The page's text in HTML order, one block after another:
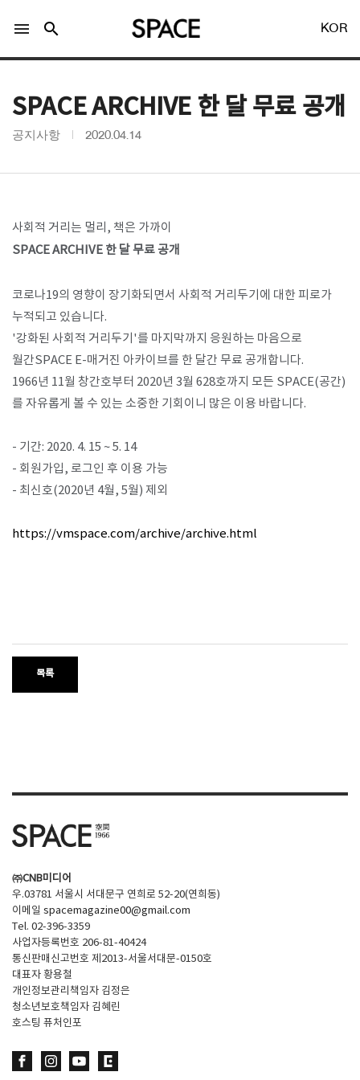
LOGIN 회원가입
SPACE 소개
기사문의
광고문의
Contact
menu search KOR
SPACE ARCHIVE 한 달 무료 공개
공지사항 2020.04.14
사회적 거리는 멀리, 책은 가까이
SPACE ARCHIVE 한 달 무료 공개​
코로나19의 영향이 장기화되면서 사회적 거리두기에 대한 피로가
누적되고 있습니다.
'강화된 사회적 거리두기'를 마지막까지 응원하는 마음으로
월간SPACE E-매거진 아카이브를 한 달간 무료 공개합니다.
1966년 11월 창간호부터 2020년 3월 628호까지 모든 SPACE(공간)
를 자유롭게 볼 수 있는 소중한 기회이니 많은 이용 바랍니다.
- 기간: 2020. 4. 15 ~ 5. 14
- 회원가입, 로그인 후 이용 가능
- 최신호(2020년 4월, 5월) 제외
https://vmspace.com/archive/archive.html
목록
㈜CNB미디어
우.03781 서울시 서대문구 연희로 52-20(연희동)
이메일 spacemagazine00@gmail.com
Tel. 02-396-3359
사업자등록번호 206-81-40424
통신판매신고번호 제2013-서울서대문-0150호
대표자 황용철
개인정보관리책임자 김정은
청소년보호책임자 김혜린
호스팅 퓨처인포